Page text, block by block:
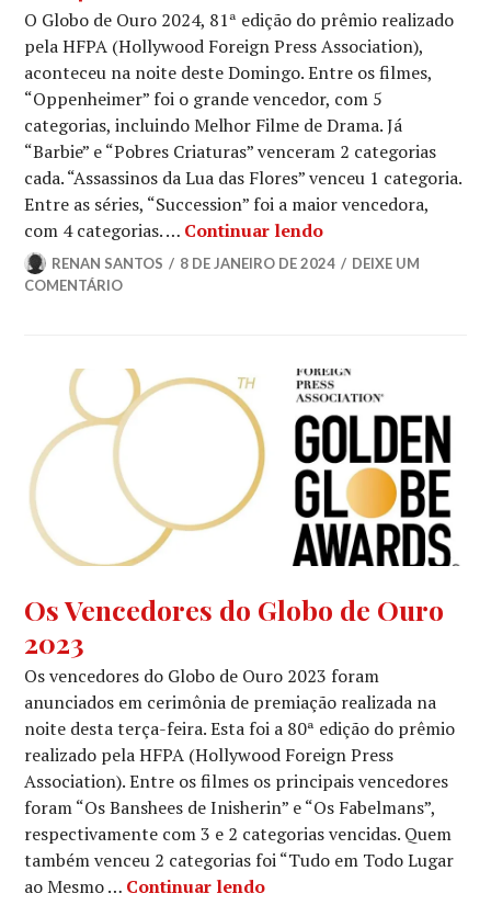
DE
FILMES,
NOTÍCIAS
DE
SÉRIES
O Globo de Ouro 2024, 81ª edição do prêmio realizado
pela HFPA (Hollywood Foreign Press Association),
aconteceu na noite deste Domingo. Entre os filmes,
“Oppenheimer” foi o grande vencedor, com 5
categorias, incluindo Melhor Filme de Drama. Já
“Barbie” e “Pobres Criaturas” venceram 2 categorias
cada. “Assassinos da Lua das Flores” venceu 1 categoria.
Entre as séries, “Succession” foi a maior vencedora,
com 4 categorias. … Continuar lendoOs Vencedores do
RENAN SANTOS 8 DE JANEIRO DE 2024
DEIXE UM
COMENTÁRIO
GLOBO
DE
OURO,
DE
FILMES,
NOTÍCIAS
DE
SÉRIES
Os Vencedores do Globo de Ouro
2023
Os vencedores do Globo de Ouro 2023 foram
anunciados em cerimônia de premiação realizada na
noite desta terça-feira. Esta foi a 80ª edição do prêmio
realizado pela HFPA (Hollywood Foreign Press
Association). Entre os filmes os principais vencedores
foram “Os Banshees de Inisherin” e “Os Fabelmans”,
respectivamente com 3 e 2 categorias vencidas. Quem
também venceu 2 categorias foi “Tudo em Todo Lugar
ao Mesmo … Continuar lendoOs Vencedores do Globo